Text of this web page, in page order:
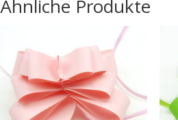
Ähnliche Produkte